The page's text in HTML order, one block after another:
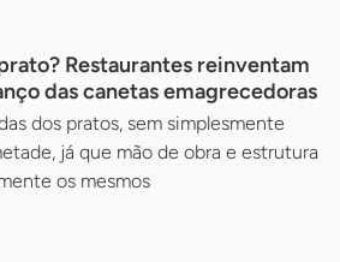
Restaurantes reinventam
das canetas emagrecedoras
dos pratos, sem simplesmente
já que mão de obra e estrutura
os mesmos